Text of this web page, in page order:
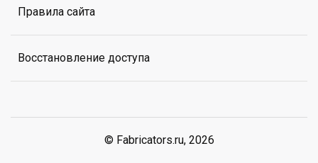
Правила сайта
Восстановление доступа
© Fabricators.ru, 2026